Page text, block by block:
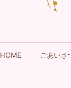
HOME ごあいさ